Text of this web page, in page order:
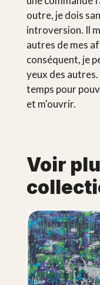
outre, je dois
introversion. Il
autres de mes
conséquent, je
yeux des autres.
temps pour
et m'ouvrir.
Voir